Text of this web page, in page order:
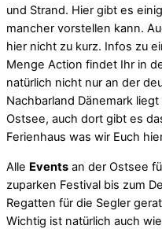
und Strand. Hier gibt es
mancher vorstellen kann.
hier nicht zu kurz. Infos zu
Menge Action findet Ihr in
natürlich nicht nur an der
Nachbarland Dänemark
Ostsee, auch dort gibt es
Ferienhaus was wir Euch
Alle Events an der Ostsee
zuparken Festival bis zum
Regatten für die Segler
Wichtig ist natürlich auch